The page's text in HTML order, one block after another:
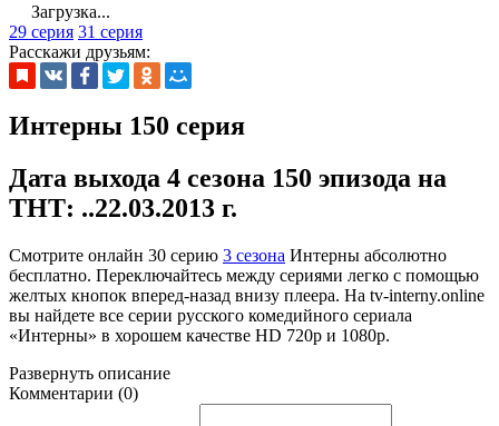
Загрузка...
29 серия 31 серия
Расскажи друзьям:
Интерны 150 серия
Дата выхода 4 сезона 150 эпизода на
ТНТ: ..22.03.2013 г.
Смотрите онлайн 30 серию 3 сезона Интерны абсолютно
бесплатно. Переключайтесь между сериями легко с помощью
желтых кнопок вперед-назад внизу плеера. На tv-interny.online
вы найдете все серии русского комедийного сериала
«Интерны» в хорошем качестве HD 720p и 1080p.
Развернуть описание
Комментарии (0)